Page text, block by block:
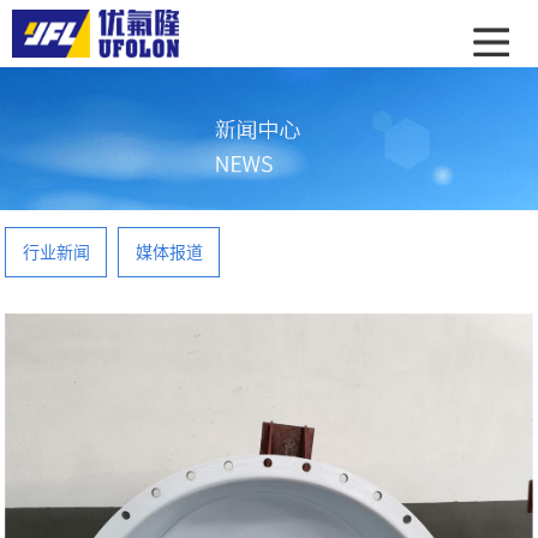
行业新闻 媒体报道